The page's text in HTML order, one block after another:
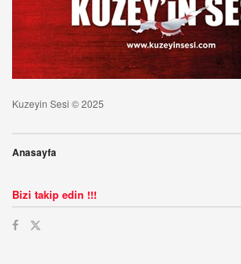
Kuzeyin Sesi © 2025
Anasayfa
Bizi takip edin !!!